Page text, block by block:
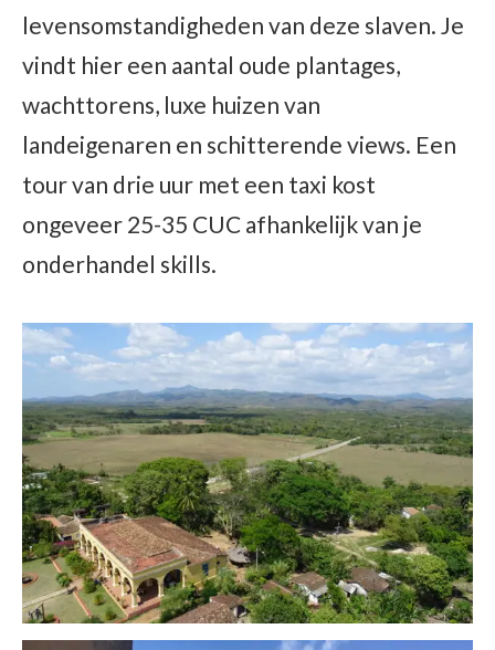
levensomstandigheden van deze slaven. Je
vindt hier een aantal oude plantages,
wachttorens, luxe huizen van
landeigenaren en schitterende views. Een
tour van drie uur met een taxi kost
ongeveer 25-35 CUC afhankelijk van je
onderhandel skills.